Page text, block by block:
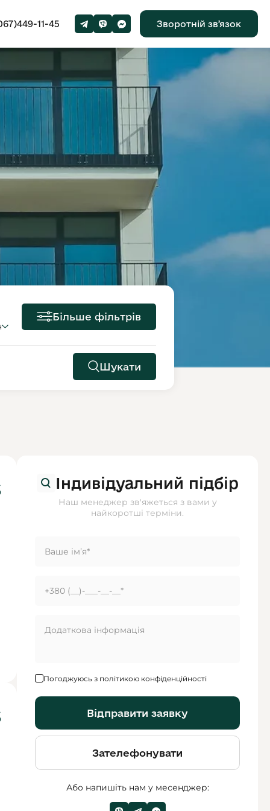
11-45 Зворотній звʼязок
Більше фільтрів
Шукати
Індивідуальний підбір
Наш менеджер зв'яжеться з вами у
найкоротші терміни.
Погоджуюсь з політикою конфіденційності
Відправити заявку
Зателефонувати
Або напишіть нам у месенджер: